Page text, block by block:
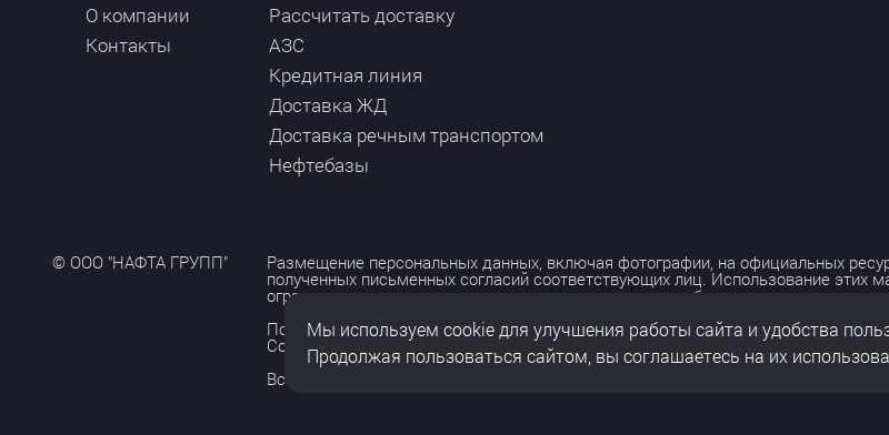
О компании
Контакты
Рассчитать доставку
АЗС
Кредитная линия
Доставка ЖД
Доставка речным транспортом
Нефтебазы
© ООО "НАФТА ГРУПП" Размещение персональных данных, включая фотографии, на официальных
полученных письменных согласий соответствующих лиц. Использование этих
ограничено и допускается только с разрешения правообладателя.
Политика обработки персональных данных
Согласие на обработку персональных данных
Все права защищены
Мы используем cookie для улучшения работы сайта и удобства
Продолжая пользоваться сайтом, вы соглашаетесь на их